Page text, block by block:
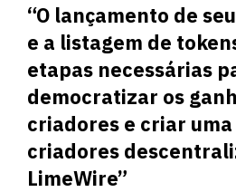
“O lançamento de
e a listagem de
etapas necessárias
democratizar os
criadores e criar
criadores
LimeWire”